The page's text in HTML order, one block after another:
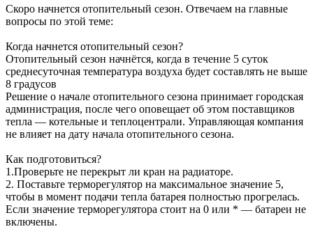
Скоро начнется отопительный сезон. Отвечаем на главные
вопросы по этой теме:
Когда начнется отопительный сезон?
Отопительный сезон начнётся, когда в течение 5 суток
среднесуточная температура воздуха будет составлять не выше
8 градусов
Решение о начале отопительного сезона принимает городская
администрация, после чего оповещает об этом поставщиков
тепла — котельные и теплоцентрали. Управляющая компания
не влияет на дату начала отопительного сезона.
Как подготовиться?
1.Проверьте не перекрыт ли кран на радиаторе.
2. Поставьте терморегулятор на максимальное значение 5,
чтобы в момент подачи тепла батарея полностью прогрелась.
Если значение терморегулятора стоит на 0 или * — батареи не
включены.